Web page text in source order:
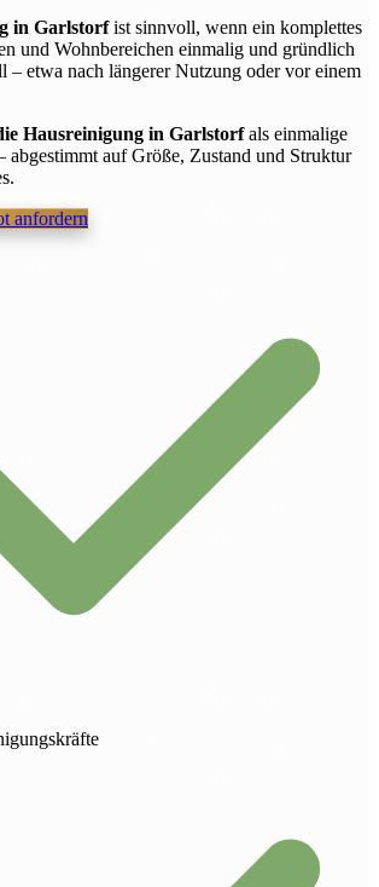
in Garlstorfist sinnvoll, wenn ein komplettes
und Wohnbereichen einmalig und gründlich
– etwa nach längerer Nutzung oder vor einem
Hausreinigung in Garlstorfals einmalige
abgestimmt auf Größe, Zustand und Struktur
anfordern